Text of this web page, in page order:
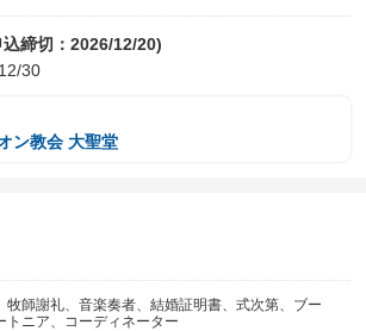
締切：2026/12/20)
30
ン教会 大聖堂
牧師謝礼、音楽奏者、結婚証明書、式次第、ブー
トニア、コーディネーター